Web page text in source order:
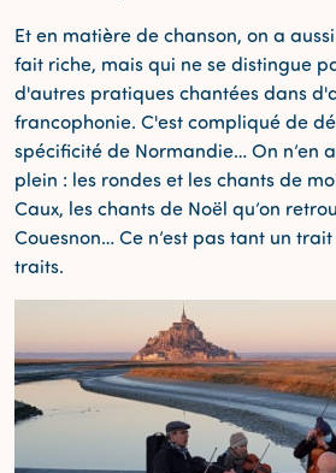
Et en matière de chanson, on a
fait riche, mais qui ne se distingue
d'autres pratiques chantées dans
francophonie. C'est compliqué de
spécificité de Normandie… On n’en
plein : les rondes et les chants de
Caux, les chants de Noël qu’on
Couesnon… Ce n’est pas tant un
traits.